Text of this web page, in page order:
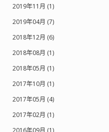
2019年11月 (1)
2019年04月 (7)
2018年12月 (6)
2018年08月 (1)
2018年05月 (1)
2017年10月 (1)
2017年05月 (4)
2017年02月 (1)
2016年09月 (1)